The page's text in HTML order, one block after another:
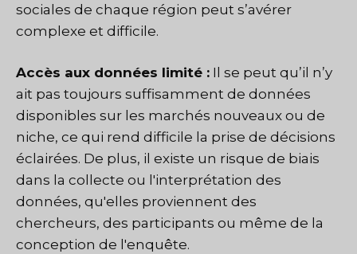
sociales de chaque région peut s’avérer
complexe et difficile.
Accès aux données limité : Il se peut qu’il n’y
ait pas toujours suffisamment de données
disponibles sur les marchés nouveaux ou de
niche, ce qui rend difficile la prise de décisions
éclairées. De plus, il existe un risque de biais
dans la collecte ou l'interprétation des
données, qu'elles proviennent des
chercheurs, des participants ou même de la
conception de l'enquête.